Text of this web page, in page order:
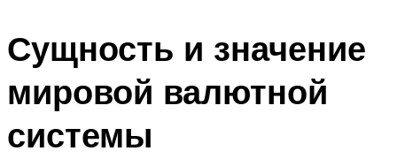
Сущность и значение
мировой валютной
системы